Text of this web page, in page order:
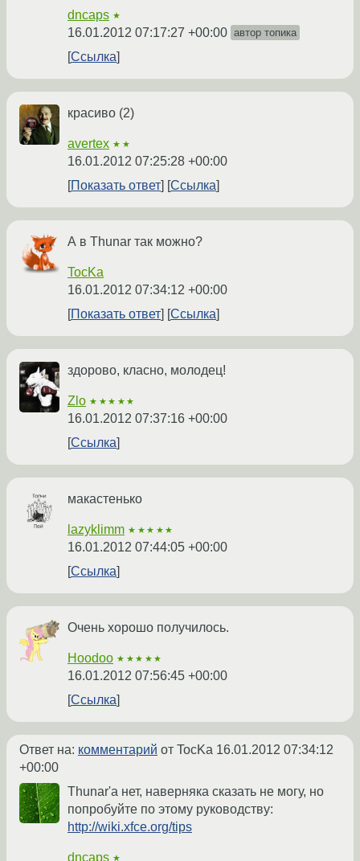
dncaps ★
16.01.2012 07:17:27 +00:00 автор топика
Ссылка
красиво (2)
avertex ★★
16.01.2012 07:25:28 +00:00
Показать ответ
Ссылка
А в Thunar так можно?
TocKa
16.01.2012 07:34:12 +00:00
Показать ответ
Ссылка
здорово, класно, молодец!
Zlo ★★★★★
16.01.2012 07:37:16 +00:00
Ссылка
макастенько
lazyklimm ★★★★★
16.01.2012 07:44:05 +00:00
Ссылка
Очень хорошо получилось.
Hoodoo ★★★★★
16.01.2012 07:56:45 +00:00
Ссылка
Ответ на: комментарий от TocKa 16.01.2012 07:34:12
+00:00
Thunar'а нет, наверняка сказать не могу, но
попробуйте по этому руководству:
http://wiki.xfce.org/tips
dncaps ★